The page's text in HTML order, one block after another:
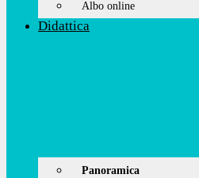
Albo online
Didattica
Panoramica